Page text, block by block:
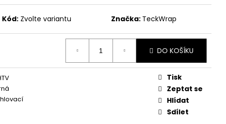
Kód: Zvolte variantu Značka: TeckWrap
DO KOŠÍKU
Tisk
Zeptat se
Hlídat
Sdílet